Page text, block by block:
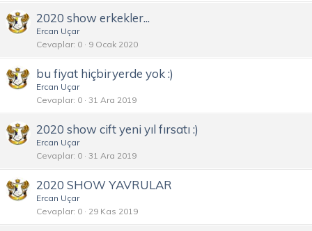
2020 show erkekler...
Ercan Uçar
Cevaplar 0 9 Ocak 2020
bu fiyat hiçbiryerde yok :)
Ercan Uçar
Cevaplar 0 31 Ara 2019
2020 show cift yeni yıl fırsatı :)
Ercan Uçar
Cevaplar 0 31 Ara 2019
2020 SHOW YAVRULAR
Ercan Uçar
Cevaplar 0 29 Kas 2019